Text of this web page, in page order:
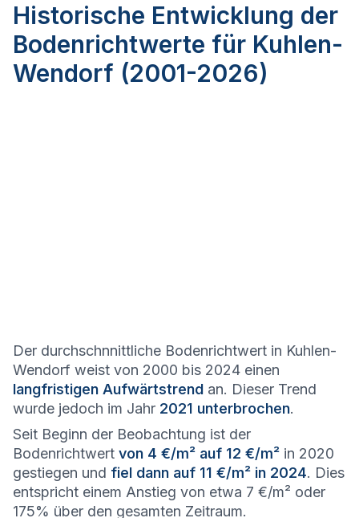
Historische Entwicklung der
Bodenrichtwerte für Kuhlen-
Wendorf (2001-2026)
Der durchschnnittliche Bodenrichtwert in Kuhlen-
Wendorf weist von 2000 bis 2024 einen
langfristigen Aufwärtstrend an. Dieser Trend
wurde jedoch im Jahr 2021 unterbrochen.
Seit Beginn der Beobachtung ist der
Bodenrichtwert von 4 €/m² auf 12 €/m² in 2020
gestiegen und fiel dann auf 11 €/m² in 2024. Dies
entspricht einem Anstieg von etwa 7 €/m² oder
175% über den gesamten Zeitraum.